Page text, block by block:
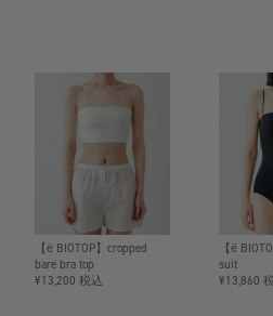
【ё BIOTOP】cropped
bare bra top
¥13,200 税込
【ё
suit
¥13,860